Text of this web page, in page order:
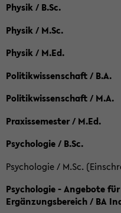
Physik / B.Sc.
Physik / M.Sc.
Physik / M.Ed.
Politikwissenschaft / B.A.
Politikwissenschaft / M.A.
Praxissemester / M.Ed.
Psychologie / B.Sc.
Psychologie / M.Sc.
Psychologie - Angebote
Ergänzungsbereich / BA